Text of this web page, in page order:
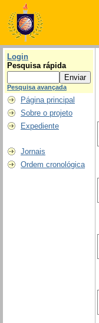
Login
Pesquisa rápida
Pesquisa avançada
Página principal
Sobre o projeto
Expediente
Jornais
Ordem cronológica